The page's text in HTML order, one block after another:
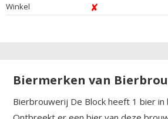
Winkel
Biermerken van
Bierbrouwerij De Block heeft 1 bier